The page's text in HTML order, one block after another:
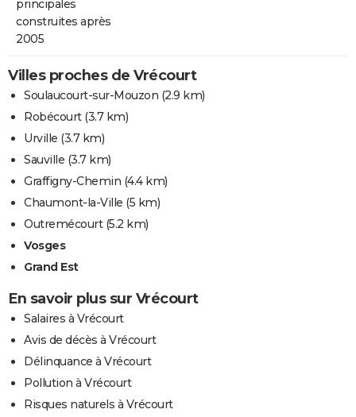
principales
construites après
2005
Villes proches de Vrécourt
Soulaucourt-sur-Mouzon (2.9 km)
Robécourt(3.7 km)
Urville (3.7 km)
Sauville (3.7 km)
Graffigny-Chemin (4.4 km)
Chaumont-la-Ville (5 km)
Outremécourt(5.2 km)
Vosges
Grand Est
En savoir plus sur Vrécourt
Salaires à Vrécourt
Avis de décès à Vrécourt
Délinquance à Vrécourt
Pollution à Vrécourt
Risques naturels à Vrécourt